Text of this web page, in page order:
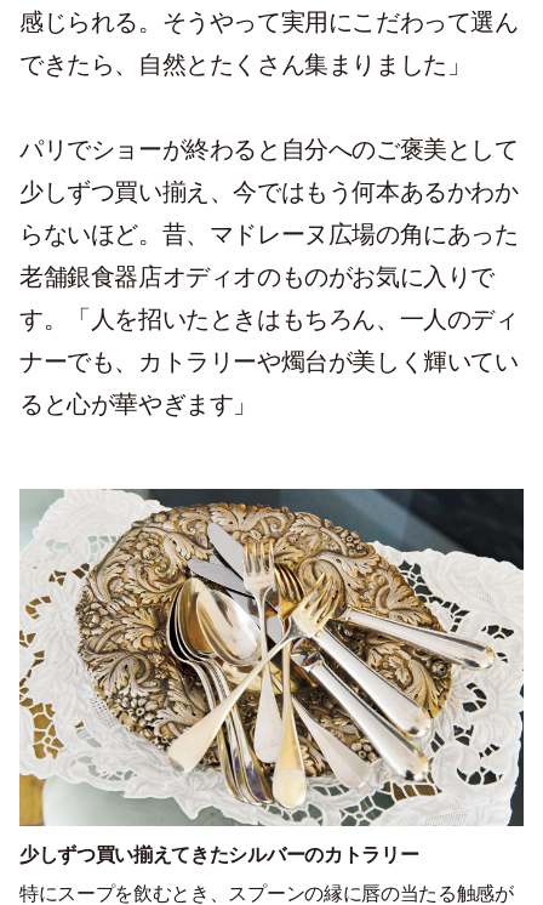
感じられる。そうやって実用にこだわって選ん
できたら、自然とたくさん集まりました」
パリでショーが終わると自分へのご褒美として
少しずつ買い揃え、今ではもう何本あるかわか
らないほど。昔、マドレーヌ広場の角にあった
老舗銀食器店オディオのものがお気に入りで
す。「人を招いたときはもちろん、一人のディ
ナーでも、カトラリーや燭台が美しく輝いてい
ると心が華やぎます」
少しずつ買い揃えてきたシルバーのカトラリー
特にスープを飲むとき、スプーンの縁に唇の当たる触感が